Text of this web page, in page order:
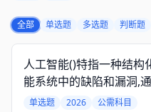
全部 单选题 多选题 判断题
人工智能()特指一种结构
能系统中的缺陷和漏洞,
智能开发人员合作。
单选题 2026 公需科目